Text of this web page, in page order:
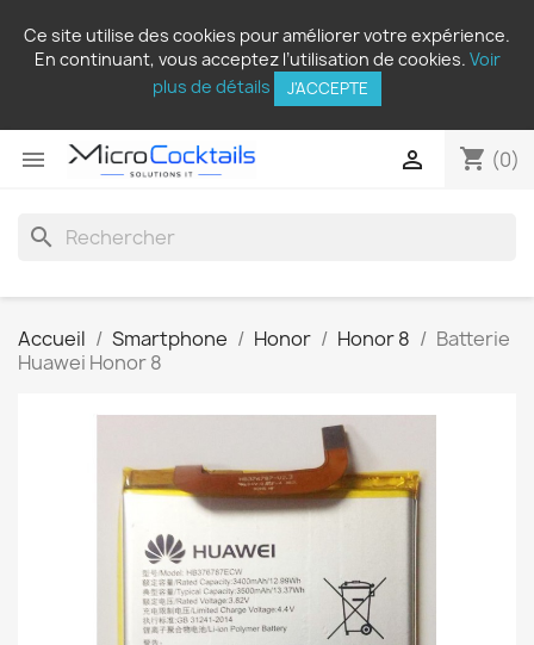
Ce site utilise des cookies pour améliorer votre expérience.
En continuant, vous acceptez l’utilisation de cookies. Voir
plus de détails
J'ACCEPTE
 shopping_cart (0)

search
Accueil Smartphone Honor Honor 8
Batterie
Huawei Honor 8